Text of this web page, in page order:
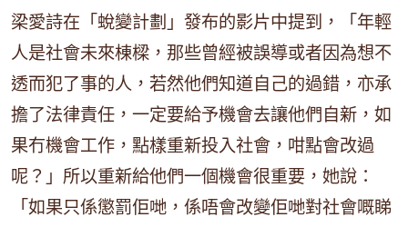
梁愛詩在「蛻變計劃」發布的影片中提到，「年輕
人是社會未來棟樑，那些曾經被誤導或者因為想不
透而犯了事的人，若然他們知道自己的過錯，亦承
擔了法律責任，一定要給予機會去讓他們自新，如
果冇機會工作，點樣重新投入社會，咁點會改過
呢？」所以重新給他們一個機會很重要，她說：
「如果只係懲罰佢哋，係唔會改變佢哋對社會嘅睇